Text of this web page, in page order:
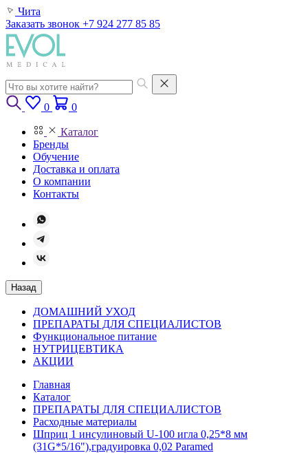
Чита
Заказать звонок +7 924 277 85 85
0 0
Каталог
Бренды
Обучение
Доставка и оплата
О компании
Контакты
Назад
ДОМАШНИЙ УХОД
ПРЕПАРАТЫ ДЛЯ СПЕЦИАЛИСТОВ
Функциональное питание
НУТРИЦЕВТИКА
АКЦИИ
Главная
Каталог
ПРЕПАРАТЫ ДЛЯ СПЕЦИАЛИСТОВ
Расходные материалы
Шприц 1 инсулиновый U-100 игла 0,25*8 мм
(31G*5/16"),градуировка 0,02 Paramed